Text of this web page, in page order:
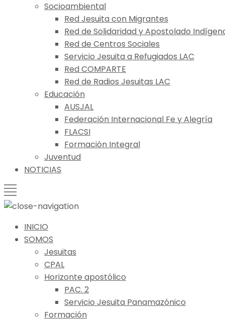
Socioambiental
Red Jesuita con Migrantes
Red de Solidaridad y Apostolado
Red de Centros Sociales
Servicio Jesuita a Refugiados LAC
Red COMPARTE
Red de Radios Jesuitas LAC
Educación
AUSJAL
Federación Internacional Fe y Alegría
FLACSI
Formación Integral
Juventud
NOTICIAS
INICIO
SOMOS
Jesuitas
CPAL
Horizonte apostólico
PAC. 2
Servicio Jesuita Panamazónico
Formación